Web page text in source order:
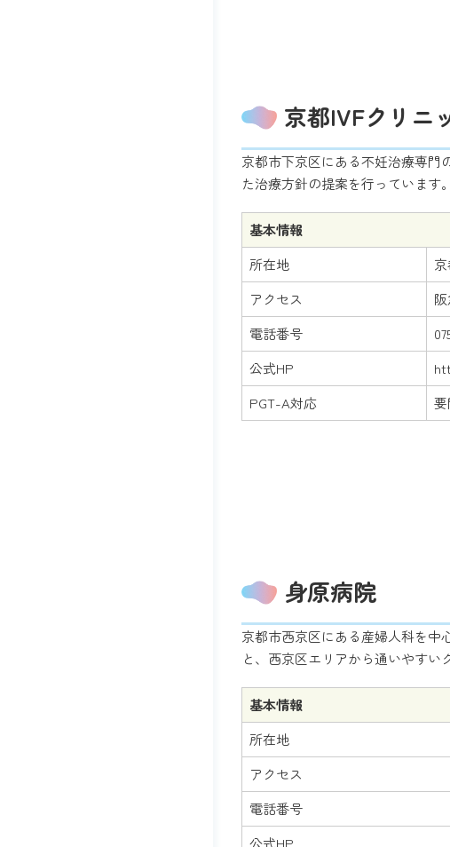
京都IVFクリニ
京都市下京区にある不妊治療専門
た治療方針の提案を行っています
基本情報
所在地
アクセス
電話番号
公式HP
PGT-A対応
身原病院
京都市西京区にある産婦人科を中
と、西京区エリアから通いやすい
基本情報
所在地
アクセス
電話番号
公式HP